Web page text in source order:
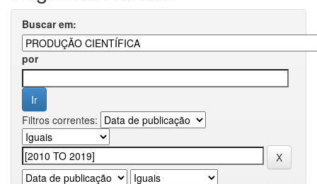
Buscar em:
por
Filtros correntes: